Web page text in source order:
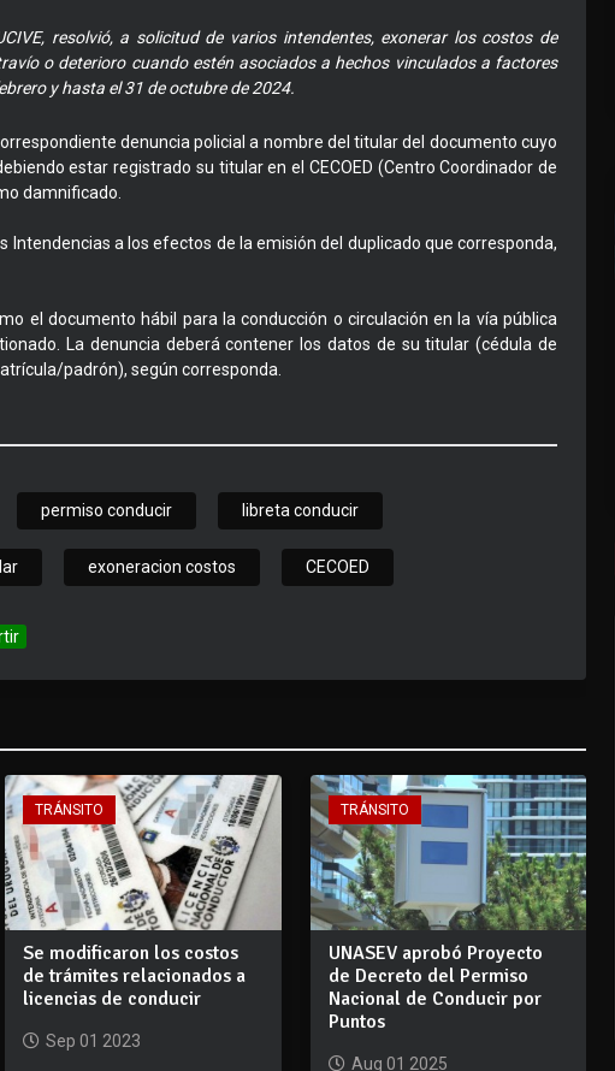
resolvió, a solicitud de varios intendentes, exonerar los costos de
o deterioro cuando estén asociados a hechos vinculados a factores
y hasta el 31 de octubre de 2024.
denuncia policial a nombre del titular del documento cuyo
estar registrado su titular en el CECOED (Centro Coordinador de
damnificado.
Intendencias a los efectos de la emisión del duplicado que corresponda,
el documento hábil para la conducción o circulación en la vía pública
La denuncia deberá contener los datos de su titular (cédula de
padrón), según corresponda.
permiso conducir libreta conducir
exoneracion costos CECOED
TRÁNSITO
Se modificaron los costos
de trámites relacionados a
licencias de conducir
Sep 01 2023
TRÁNSITO
UNASEV aprobó Proyecto
de Decreto del Permiso
Nacional de Conducir por
Puntos
Aug 01 2025